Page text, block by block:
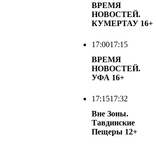
ВРЕМЯ
НОВОСТЕЙ.
КУМЕРТАУ 16+
17:0017:15
ВРЕМЯ
НОВОСТЕЙ.
УФА 16+
17:1517:32
Вне Зоны.
Тавдинские
Пещеры 12+